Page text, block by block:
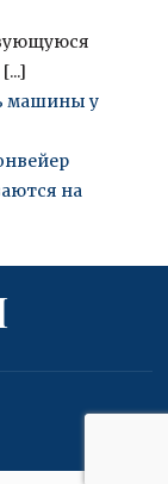
машины у
на